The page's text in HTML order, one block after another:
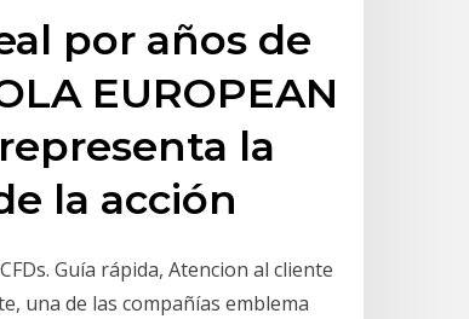
por años de
EUROPEAN
la
la acción
Guía rápida, Atencion al cliente
una de las compañías emblema